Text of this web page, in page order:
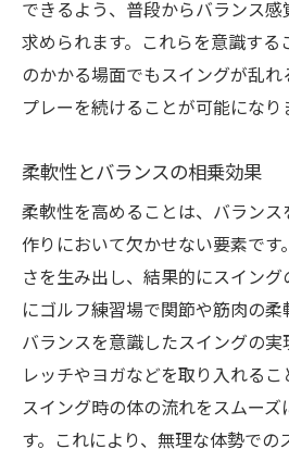
できるよう、普段からバランス
求められます。これらを意識する
のかかる場面でもスイングが乱
プレーを続けることが可能になり
柔軟性とバランスの相乗効果
柔軟性を高めることは、バラン
作りにおいて欠かせない要素で
さを生み出し、結果的にスイン
にゴルフ練習場で関節や筋肉の柔
バランスを意識したスイングの
レッチやヨガなどを取り入れるこ
スイング時の体の流れをスムー
す。これにより、無理な体勢で